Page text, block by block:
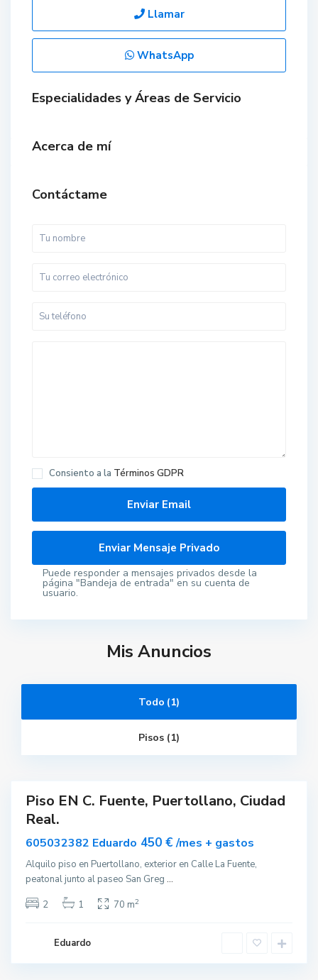
Llamar
WhatsApp
Especialidades y Áreas de Servicio
Acerca de mí
Contáctame
Consiento a la Términos GDPR
Puede responder a mensajes privados desde la
página "Bandeja de entrada" en su cuenta de
usuario.
Mis Anuncios
Todo (1)
Pisos (1)
u
o
Piso EN C. Fuente, Puertollano, Ciudad
Real.
605032382 Eduardo 450 €/mes + gastos
Alquilo piso en Puertollano, exterior en Calle La Fuente,
peatonal junto al paseo San Greg ...
2
1 70 m2
Eduardo